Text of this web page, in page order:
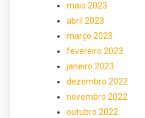
maio 2023
abril 2023
março 2023
fevereiro 2023
janeiro 2023
dezembro 2022
novembro 2022
outubro 2022